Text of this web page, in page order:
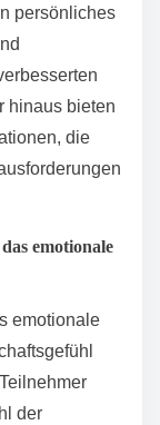
persönliches
hinaus bieten
die
emotionale
emotionale
der